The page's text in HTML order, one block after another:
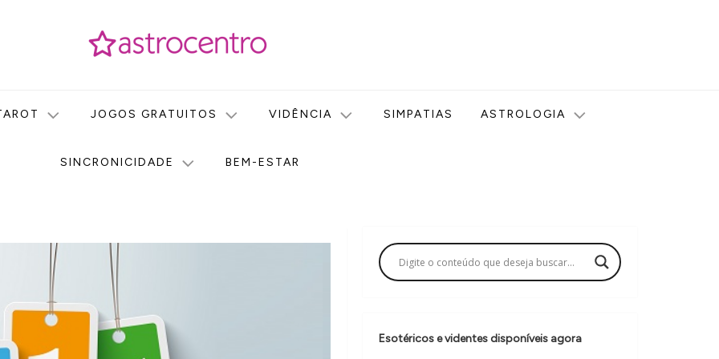
JOGOS GRATUITOS VIDÊNCIA SIMPATIAS ASTROLOGIA
SINCRONICIDADE BEM-ESTAR
Esotéricos e videntes disponíveis agora